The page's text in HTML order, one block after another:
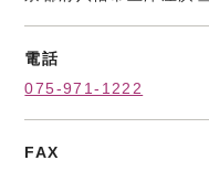
電話
075-971-1222
FAX